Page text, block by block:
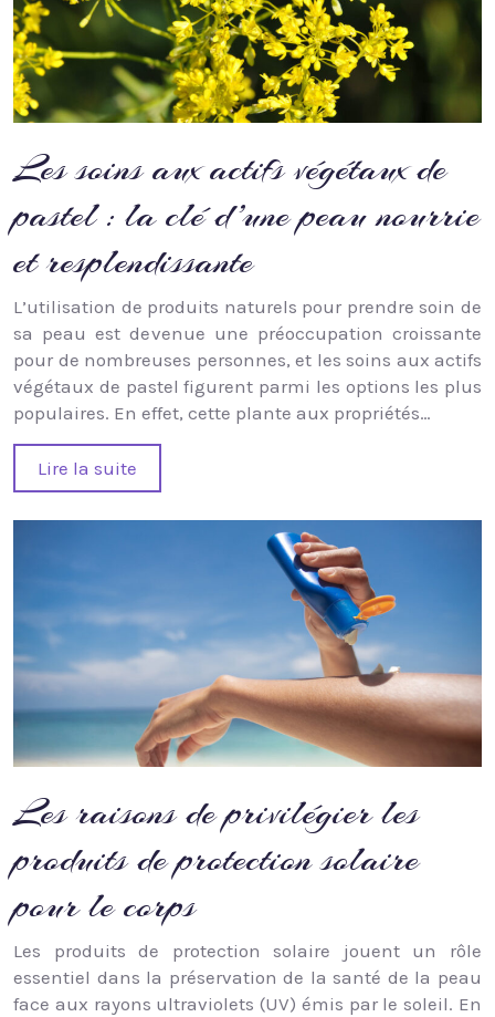
Les soins aux actifs végétaux de
pastel : la clé d’une peau nourrie
et resplendissante
L’utilisation de produits naturels pour prendre soin de
sa peau est devenue une préoccupation croissante
pour de nombreuses personnes, et les soins aux actifs
végétaux de pastel figurent parmi les options les plus
populaires. En effet, cette plante aux propriétés…
Lire la suite
Les raisons de privilégier les
produits de protection solaire
pour le corps
Les produits de protection solaire jouent un rôle
essentiel dans la préservation de la santé de la peau
face aux rayons ultraviolets (UV) émis par le soleil. En